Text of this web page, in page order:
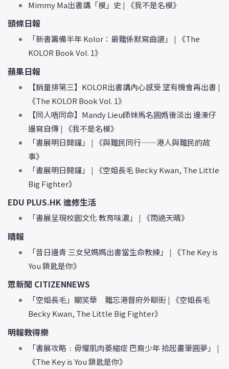
Mimmy Ma出書講「模」史 | 《我不是名模》
頭條日報
「新書籌備半年 Kolor：最難係默寫曲譜」 |
《The
KOLOR Book Vol. 1》
蘋果日報
【銷量排第三】KOLOR出書講內心感受 望有機會再出書 |
《The KOLOR Book Vol. 1》
【同人唔同命】Mandy Lieu師妹馬名圓婚後淡出 邊湊仔
邊寫自傳|
《我不是名模》
「書展明日開鑼」
|
《與難民同行——港人與難民的故
事》
「書展明日開鑼」
|
《空姐長毛 Becky Kwan, The Little
Big Fighter》
EDU PLUS.HK 進修生活
「書展呈現校園文化 教育味濃」 | 《雨過天晴》
晴報
「昔日邊青 三女兒媽媽出書當生命教練」 |
《The Key is
You 鎖匙是你》
眾新聞 CITIZENNEWS
「空姐長毛」關笑華 難忘港督府外瞓街|
《空姐長毛
Becky Kwan, The Little Big Fighter》
明報教得樂
「書展攻略﹕毋懼肌肉萎縮症 巴裔少年 拾起畫筆圓夢」
|
《The Key is You 鎖匙是你》